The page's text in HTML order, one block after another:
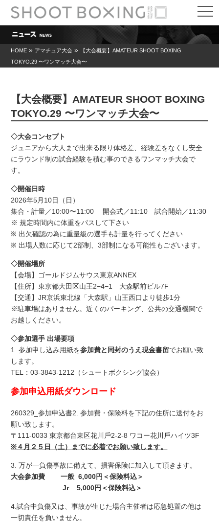
t
o
g
l
o
HOME » アマチュア大会 »
【大会概要】AMATEUR SHOOT BOXING
TOKYO.29 〜ワンマッチ大会〜
【大会概要】AMATEUR SHOOT BOXING
TOKYO.29 〜ワンマッチ大会〜
◇大会コンセプト
ジュニアから大人まで出来る限り体格差、経験差をなくし安全
にラウンド制の試合経験を積む事のできるワンマッチ大会で
す。
◇開催日時
2026年5月10日（日）
集合・計量／10:00〜11:00 開会式／11:10 試合開始／11:30
※ 規定時間内に体重をパスして下さい
※ 出欠確認の為に重量級の選手も計量を行ってください
※ 出場人数に応じて2部制、3部制になる可能性もございます。
◇開催場所
【会場】ゴールドジムサウス東京ANNEX
【住所】東京都大田区山王2−4−1 大森駅前ビル7F
【交通】JR京浜東北線「大森駅」山王西口より徒歩1分
※駐車場はありません。近くのパーキング、公共の交通機関で
お越しください。
◇参加選手 出場要項
1. 参加申し込み用紙を参加費と同封のうえ現金書留でお願い致
します。
TEL：03-3843-1212（シュートボクシング協会）
参加申込用紙ダウンロード
260329_参加申込書2. 参加費・保険料を下記の住所に送付をお
願い致します。
〒111-0033 東京都台東区花川⼾2-2-8 ワコー花川⼾ハイツ3F
※４ 月２５日（土）までに必着でお願い致します。
3. 万が一負傷事故に備えて、損害保険に加入して頂きます。
大会参加費 一般 6,000円＜保険料込＞
Jr 5,000円＜保険料込＞
4.試合中負傷又は、事故が生じた場合主催者は応急処置の他は
一切責任を負いません。